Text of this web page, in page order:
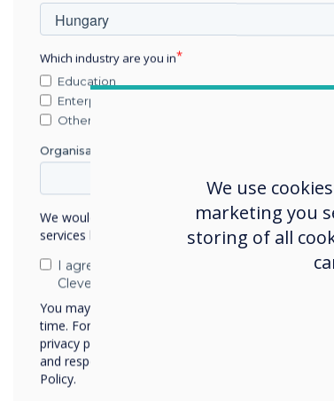
Miért az
Ismerős.
érintőképernyőt
repülőtéren, a
felületet biztosít,
Az
használható.
A legtöbb
az előadásokra.
az eszközökkel?
tanulók
Apple, Android,
We use
marketing you
storing of all
Which industry are you in
Education
Enterprise
Other
Organisation Name
We would like to contact you about our products
services by email, phone, or post.
I agree to receive communications from
Clevertouch
You may unsubscribe from these communications
time. For more information on how to unsubscribe,
privacy practices, and how we are committed to
and respecting your privacy, please review our
Policy.